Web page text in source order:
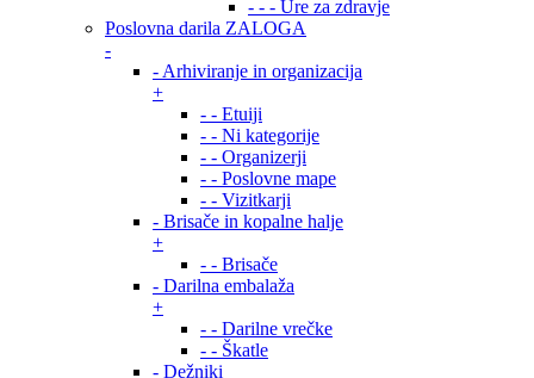
- - - Ure za zdravje
Poslovna darila ZALOGA
-
- Arhiviranje in organizacija
+
- - Etuiji
- - Ni kategorije
- - Organizerji
- - Poslovne mape
- - Vizitkarji
- Brisače in kopalne halje
+
- - Brisače
- Darilna embalaža
+
- - Darilne vrečke
- - Škatle
- Dežniki